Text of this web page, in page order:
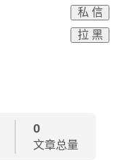
私 信
拉 黑
0
文章总量